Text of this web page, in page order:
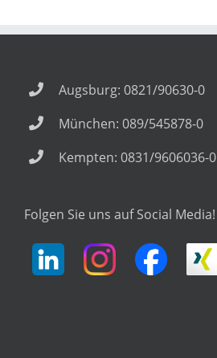
Augsburg: 0821/90630-0
München: 089/545878-0
Kempten: 0831/9606036-0
Folgen Sie uns auf Social Media!